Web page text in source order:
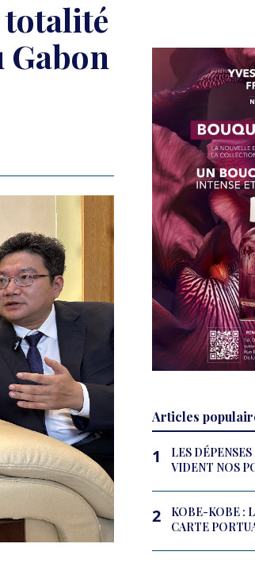
totalité
Articles
1
LES
VIDENT NOS
2
KOBE-KOBE :
CARTE